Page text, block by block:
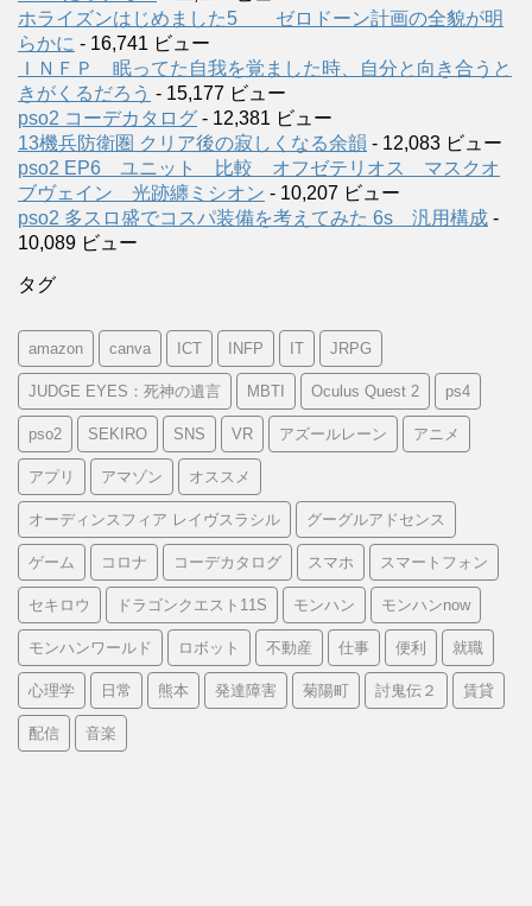
ホライズンはじめました5 ゼロドーン計画の全貌が明
らかに - 16,741 ビュー
ＩＮＦＰ 眠ってた自我を覚ました時、自分と向き合うと
きがくるだろう - 15,177 ビュー
pso2 コーデカタログ - 12,381 ビュー
13機兵防衛圏 クリア後の寂しくなる余韻 - 12,083 ビュー
pso2 EP6 ユニット 比較 オフゼテリオス マスクオ
ブヴェイン 光跡纏ミシオン - 10,207 ビュー
pso2 多スロ盛でコスパ装備を考えてみた 6s 汎用構成 -
10,089 ビュー
タグ
amazon canva ICT INFP IT JRPG
JUDGE EYES：死神の遺言 MBTI Oculus Quest 2 ps4
pso2 SEKIRO SNS VR アズールレーン アニメ
アプリ アマゾン オススメ
オーディンスフィア レイヴスラシル グーグルアドセンス
ゲーム コロナ コーデカタログ スマホ スマートフォン
セキロウ ドラゴンクエスト11S モンハン モンハンnow
モンハンワールド ロボット 不動産 仕事 便利 就職
心理学 日常 熊本 発達障害 菊陽町 討鬼伝２ 賃貸
配信 音楽